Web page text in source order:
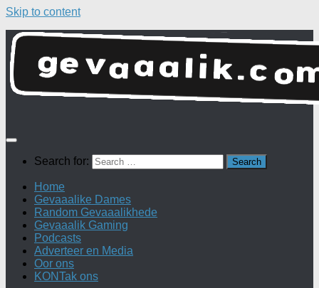
Skip to content
Search for:
Home
Gevaaalike Dames
Random Gevaaalikhede
Gevaaalik Gaming
Podcasts
Adverteer en Media
Oor ons
KONTak ons